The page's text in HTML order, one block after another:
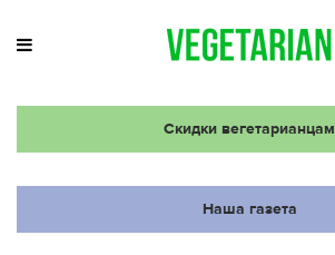
Скидки вегетарианцам
Наша газета